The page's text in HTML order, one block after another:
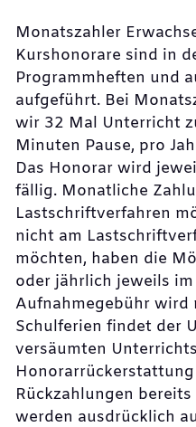
Monatszahler
Kurshonorare sind in
Programmheften und
aufgeführt. Bei
wir 32 Mal Unterricht
Minuten Pause, pro
Das Honorar wird
fällig. Monatliche
Lastschriftverfahren
nicht am
möchten, haben die
oder jährlich jeweils
Aufnahmegebühr wird
Schulferien findet der
versäumten
Rückzahlungen
werden ausdrücklich